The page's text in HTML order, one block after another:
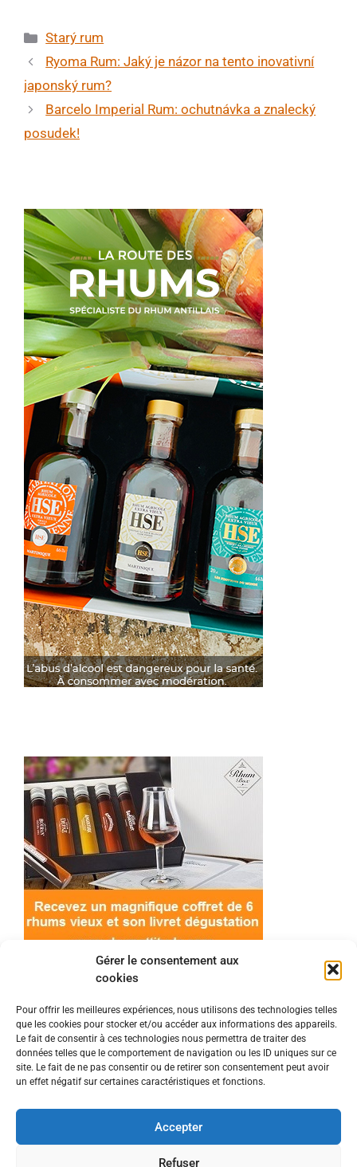
Gérer le consentement aux
cookies
Pour offrir les meilleures expériences, nous utilisons des technologies telles
que les cookies pour stocker et/ou accéder aux informations des appareils.
Le fait de consentir à ces technologies nous permettra de traiter des
données telles que le comportement de navigation ou les ID uniques sur ce
site. Le fait de ne pas consentir ou de retirer son consentement peut avoir
un effet négatif sur certaines caractéristiques et fonctions.
Accepter
Refuser
Rubriky
Starý rum
Ryoma Rum: Jaký je názor na tento inovativní
japonský rum?
Barcelo Imperial Rum: ochutnávka a znalecký
posudek!
© 2022 Meilleur-rhum.net - Tous droits réservés
Mentions légales-Politique de cookies
consommer avec modération.
En tant que Partenaire Amazon, je réalise un